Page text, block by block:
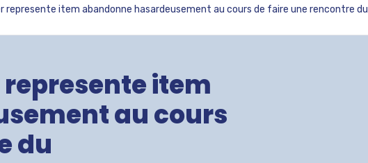
represente item abandonne hasardeusement au cours de faire une rencontre du
item
au cours
du